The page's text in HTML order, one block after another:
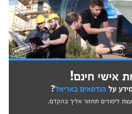
אישי חינם!
על הנדסאים באריאל?
לימודים תחזור אליך בהקדם.